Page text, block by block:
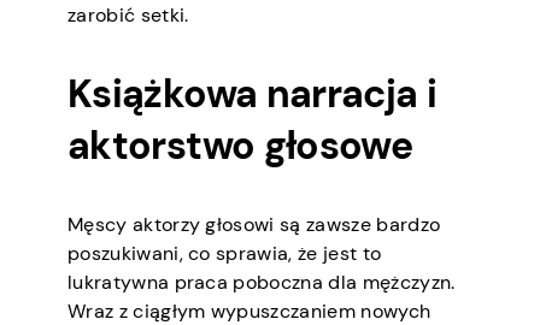
zarobić setki.
Książkowa narracja i
aktorstwo głosowe
Męscy aktorzy głosowi są zawsze bardzo
poszukiwani, co sprawia, że jest to
lukratywna praca poboczna dla mężczyzn.
Wraz z ciągłym wypuszczaniem nowych